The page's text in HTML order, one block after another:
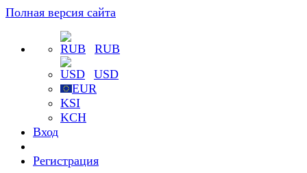
Полная версия сайта
RUB
USD
EUR
KSI
KCH
Вход
Регистрация